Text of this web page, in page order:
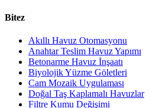
Bitez
Akıllı Havuz Otomasyonu
Anahtar Teslim Havuz Yapımı
Betonarme Havuz İnşaatı
Biyolojik Yüzme Göletleri
Cam Mozaik Uygulaması
Doğal Taş Kaplamalı Havuzlar
Filtre Kumu Değişimi